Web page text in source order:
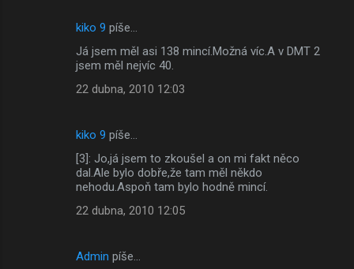
kiko 9 píše…
Já jsem měl asi 138 mincí.Možná víc.A v DMT 2
jsem měl nejvíc 40.
22 dubna, 2010 12:03
kiko 9 píše…
[3]: Jo,já jsem to zkoušel a on mi fakt něco
dal.Ale bylo dobře,že tam měl někdo
nehodu.Aspoň tam bylo hodně mincí.
22 dubna, 2010 12:05
Admin píše…